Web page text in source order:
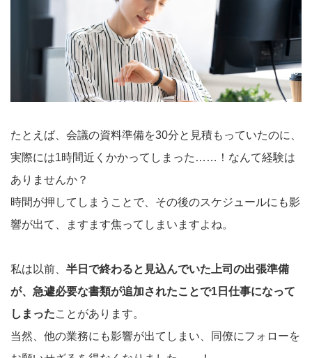
たとえば、会議の資料準備を30分と見積もっていたのに、
実際には1時間近くかかってしまった……！なんて経験は
ありませんか？
時間が押してしまうことで、その後のスケジュールにも影
響が出て、ますます焦ってしまいますよね。
私は以前、 半日で終わると見込んでいた上司の出張準備
が、急遽必要な書類が追加されたことで1日仕事になって
しまったことがあります。
当然、他の業務にも影響が出てしまい、同僚にフォローを